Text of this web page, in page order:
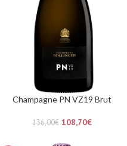
Champagne PN VZ19 Brut
136,00€ 108,70€